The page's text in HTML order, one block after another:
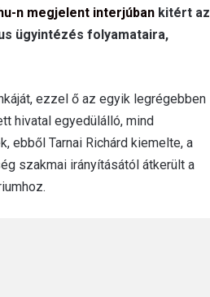
n megjelent interjúban kitért az
ügyintézés folyamataira,
ezzel ő az egyik legrégebben
hivatal egyedülálló, mind
ebből Tarnai Richárd kiemelte, a
szakmai irányításától átkerült a